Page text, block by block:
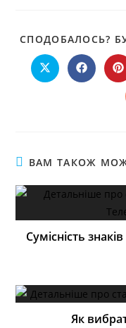
СПОДОБАЛОСЬ?
ВАМ ТАКОЖ
Сумісність
Як